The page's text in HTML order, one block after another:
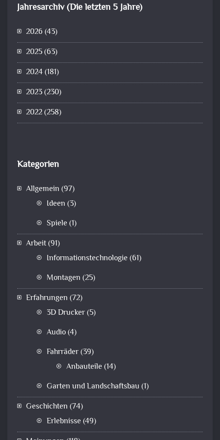
Jahresarchiv (Die letzten 5 Jahre)
2026 (43)
2025(63)
2024(181)
2023(230)
2022(258)
Kategorien
Allgemein (97)
Ideen (3)
Spiele (1)
Arbeit(91)
Informationstechnologie (61)
Montagen (25)
Erfahrungen (72)
3D Drucker(5)
Audio(4)
Fahrräder(39)
Anbauteile (14)
Garten und Landschaftsbau (1)
Geschichten (74)
Erlebnisse (49)